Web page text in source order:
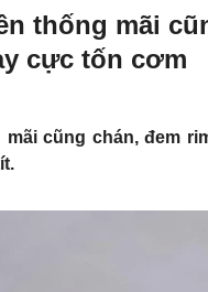
thống mãi
cực tốn cơm
mãi cũng chán, đem